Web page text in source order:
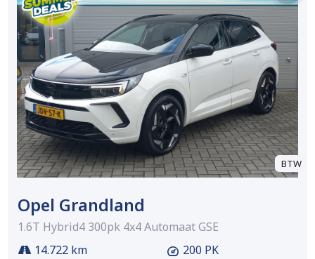
BTW
Opel Grandland
1.6T Hybrid4 300pk 4x4 Automaat GSE
14.722 km
200 PK